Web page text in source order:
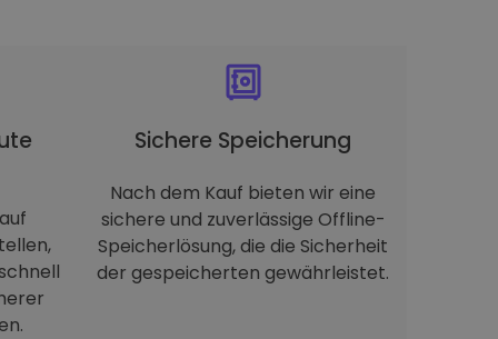
Sichere Speicherung
Nach dem Kauf bieten wir eine
sichere und zuverlässige Offline-
Speicherlösung, die die Sicherheit
der gespeicherten gewährleistet.